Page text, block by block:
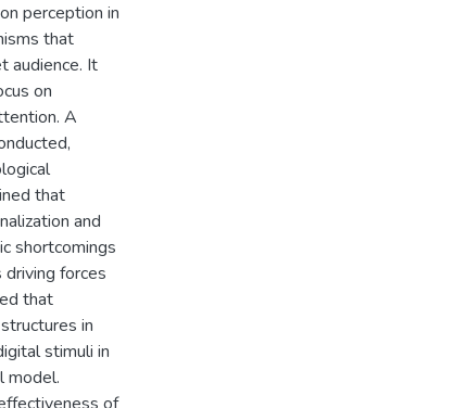
perception in
that
audience. It
on
A
that
and
shortcomings
forces
that
in
stimuli in
model.